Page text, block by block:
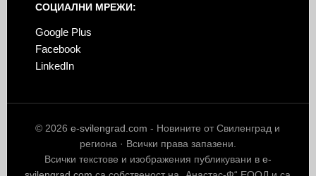
СОЦИАЛНИ МРЕЖИ:
Google Plus
Facebook
LinkedIn
© 2026e-svilengrad.com - Новините от Свиленград и
региона · Всички права запазени.
Всички текстове и изображения публикувани в e-